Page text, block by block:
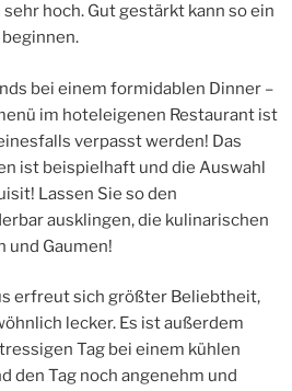
hoch. Gut gestärkt kann so ein
bei einem formidablen Dinner –
im hoteleigenen Restaurant ist
verpasst werden! Das
ist beispielhaft und die Auswahl
Lassen Sie so den
ausklingen, die kulinarischen
und Gaumen!
erfreut sich größter Beliebtheit,
lecker. Es ist außerdem
Tag bei einem kühlen
den Tag noch angenehm und